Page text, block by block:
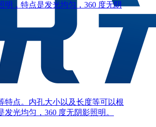
明，特点是发光均匀，360 度无阴
特点。内孔大小以及长度等可以根
光均匀，360 度无阴影照明。